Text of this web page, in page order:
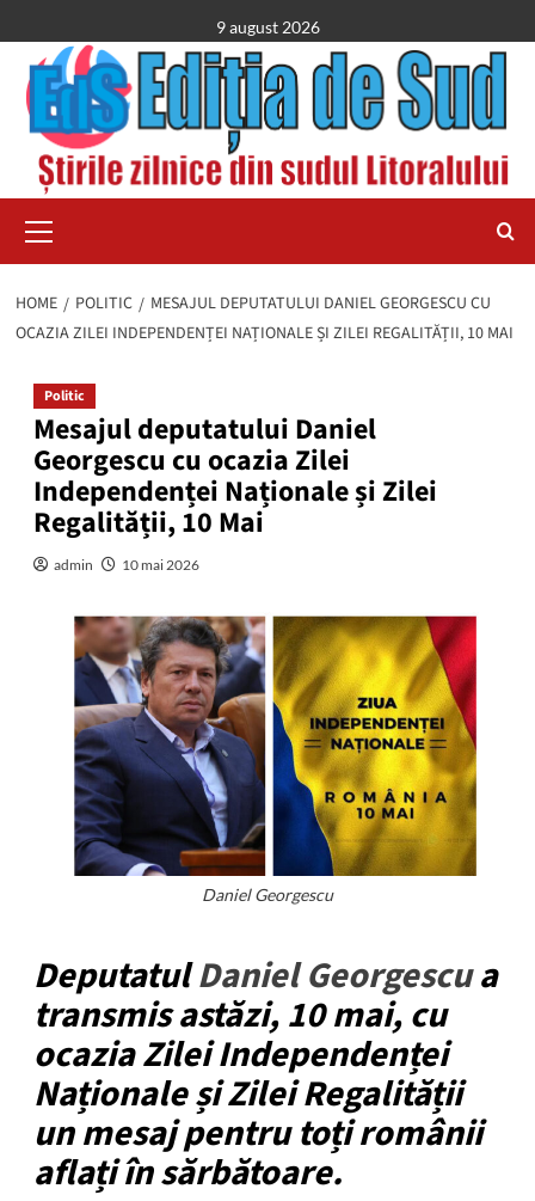
to
content
9 august 2026
Menu
HOME POLITIC
MESAJUL DEPUTATULUI DANIEL GEORGESCU CU
OCAZIA ZILEI INDEPENDENȚEI NAȚIONALE ȘI ZILEI REGALITĂȚII, 10 MAI
Politic
Mesajul deputatului Daniel
Georgescu cu ocazia Zilei
Independenței Naționale și Zilei
Regalității, 10 Mai
admin 10 mai 2026
Daniel Georgescu
DeputatulDaniel Georgescua
transmis astăzi, 10 mai, cu
ocazia Zilei Independenței
Naționale și Zilei Regalității
un mesaj pentru toți românii
aflați în sărbătoare.